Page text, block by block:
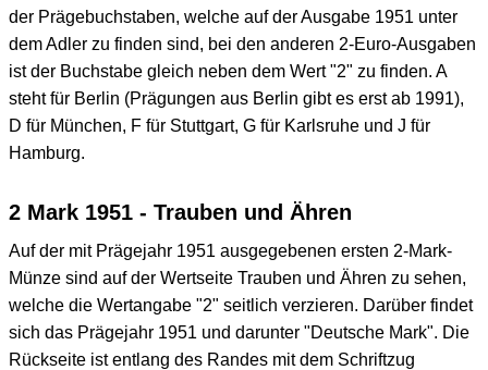
der Prägebuchstaben, welche auf der Ausgabe 1951 unter
dem Adler zu finden sind, bei den anderen 2-Euro-Ausgaben
ist der Buchstabe gleich neben dem Wert "2" zu finden. A
steht für Berlin (Prägungen aus Berlin gibt es erst ab 1991),
D für München, F für Stuttgart, G für Karlsruhe und J für
Hamburg.
2 Mark 1951 - Trauben und Ähren
Auf der mit Prägejahr 1951 ausgegebenen ersten 2-Mark-
Münze sind auf der Wertseite Trauben und Ähren zu sehen,
welche die Wertangabe "2" seitlich verzieren. Darüber findet
sich das Prägejahr 1951 und darunter "Deutsche Mark". Die
Rückseite ist entlang des Randes mit dem Schriftzug